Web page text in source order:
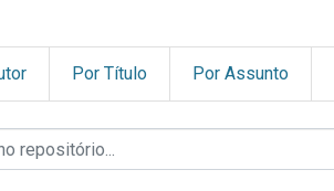
Por Título Por Assunto